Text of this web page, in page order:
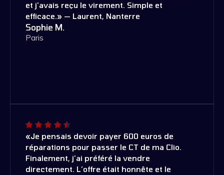
et j’avais reçu le virement. Simple et
efficace.» — Laurent, Nanterre
Sophie M.
Paris
«Je pensais devoir payer 600 euros de
réparations pour passer le CT de ma Clio.
Finalement, j’ai préféré la vendre
directement. L’offre était honnête et le